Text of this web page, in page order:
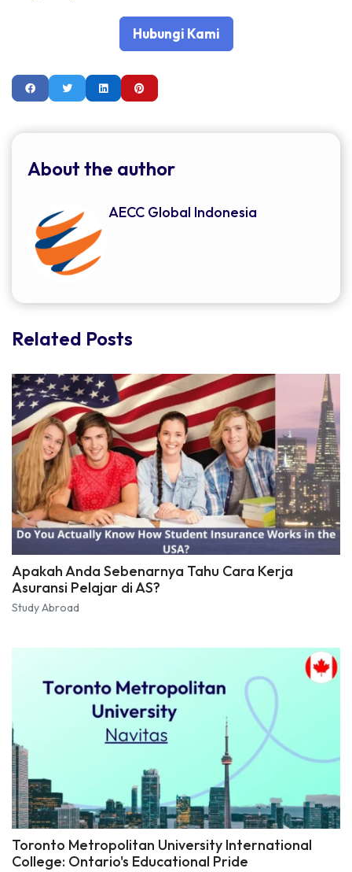
Hubungi Kami
About the author
AECC Global Indonesia
Related Posts
Apakah Anda Sebenarnya Tahu Cara Kerja
Asuransi Pelajar di AS?
Study Abroad
Toronto Metropolitan University International
College: Ontario's Educational Pride